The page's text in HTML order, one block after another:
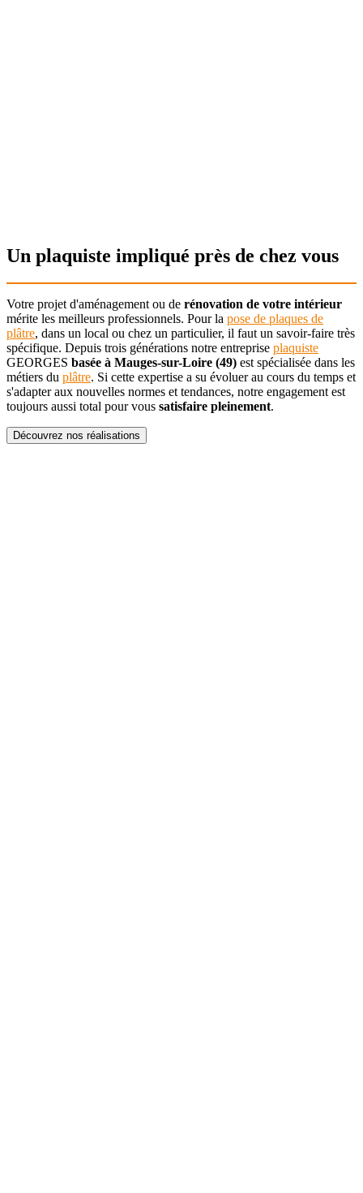
Un plaquiste impliqué près de chez vous
Votre projet d'aménagement ou de rénovation de votre intérieur
mérite les meilleurs professionnels. Pour la pose de plaques de
plâtre, dans un local ou chez un particulier, il faut un savoir-faire très
spécifique. Depuis trois générations notre entreprise plaquiste
GEORGES basée à Mauges-sur-Loire (49) est spécialisée dans les
métiers du plâtre. Si cette expertise a su évoluer au cours du temps et
s'adapter aux nouvelles normes et tendances, notre engagement est
toujours aussi total pour vous satisfaire pleinement.
Découvrez nos réalisations